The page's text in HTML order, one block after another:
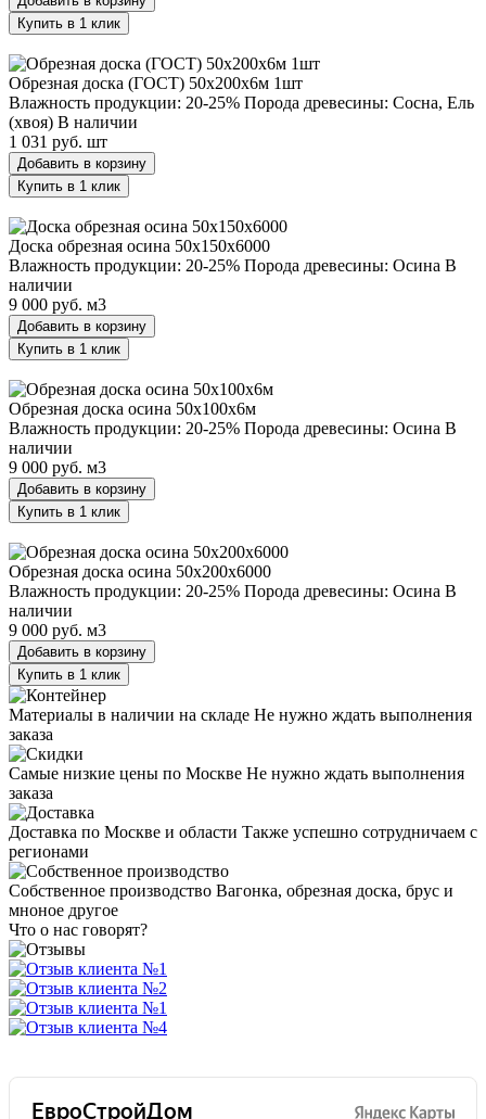
Купить в 1 клик
Обрезная доска (ГОСТ) 50х200х6м 1шт
Влажность продукции: 20-25% Порода древесины: Сосна, Ель
(хвоя) В наличии
1 031 руб. шт
Добавить в корзину
Купить в 1 клик
Доска обрезная осина 50х150х6000
Влажность продукции: 20-25% Порода древесины: Осина В
наличии
9 000 руб. м3
Добавить в корзину
Купить в 1 клик
Обрезная доска осина 50х100х6м
Влажность продукции: 20-25% Порода древесины: Осина В
наличии
9 000 руб. м3
Добавить в корзину
Купить в 1 клик
Обрезная доска осина 50х200х6000
Влажность продукции: 20-25% Порода древесины: Осина В
наличии
9 000 руб. м3
Добавить в корзину
Купить в 1 клик
Материалы в наличии на складе Не нужно ждать выполнения
заказа
Самые низкие цены по Москве Не нужно ждать выполнения
заказа
Доставка по Москве и области Также успешно сотрудничаем с
регионами
Собственное производство Вагонка, обрезная доска, брус и
мноное другое
Что о нас говорят?